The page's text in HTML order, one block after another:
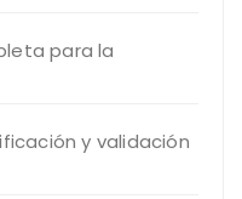
para la
y validación